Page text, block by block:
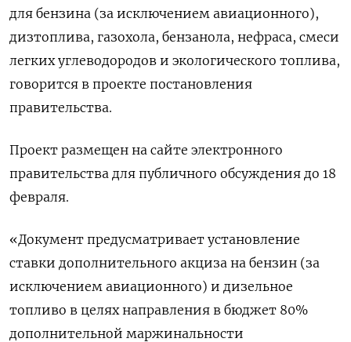
для бензина (за исключением авиационного),
дизтоплива, газохола, бензанола, нефраса, смеси
легких углеводородов и экологического топлива,
говорится в проекте постановления
правительства.
Проект размещен на сайте электронного
правительства для публичного обсуждения до 18
февраля.
«Документ предусматривает установление
ставки дополнительного акциза на бензин (за
исключением авиационного) и дизельное
топливо в целях направления в бюджет 80%
дополнительной маржинальности